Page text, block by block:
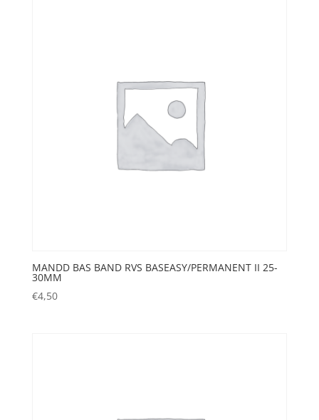
MANDD BAS BAND RVS BASEASY/PERMANENT II 25-
30MM
€4,50